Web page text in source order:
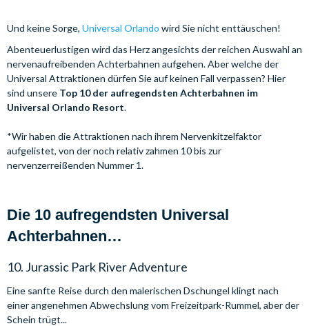
Und keine Sorge, Universal Orlando wird Sie nicht enttäuschen!
Abenteuerlustigen wird das Herz angesichts der reichen Auswahl an
nervenaufreibenden Achterbahnen aufgehen. Aber welche der
Universal Attraktionen dürfen Sie auf keinen Fall verpassen? Hier
sind unsere Top 10 der aufregendsten Achterbahnen im
Universal Orlando Resort.
*Wir haben die Attraktionen nach ihrem Nervenkitzelfaktor
aufgelistet, von der noch relativ zahmen 10 bis zur
nervenzerreißenden Nummer 1.
Die 10 aufregendsten Universal
Achterbahnen…
10. Jurassic Park River Adventure
Eine sanfte Reise durch den malerischen Dschungel klingt nach
einer angenehmen Abwechslung vom Freizeitpark-Rummel, aber der
Schein trügt...